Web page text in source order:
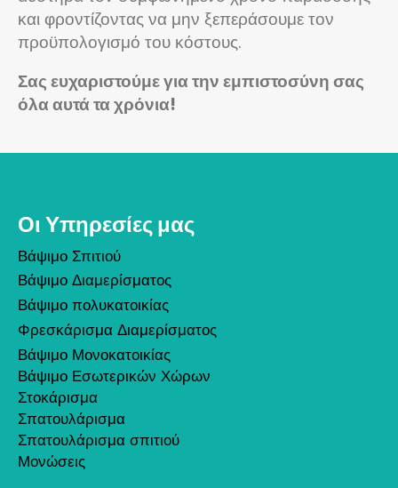
και φροντίζοντας να μην ξεπεράσουμε τον
προϋπολογισμό του κόστους.
Σας ευχαριστούμε για την εμπιστοσύνη σας
όλα αυτά τα χρόνια!
Οι Υπηρεσίες μας
Βάψιμο Σπιτιού
Βάψιμο Διαμερίσματος
Βάψιμο πολυκατοικίας
Φρεσκάρισμα Διαμερίσματος
Βάψιμο Μονοκατοικίας
Βάψιμο Εσωτερικών Χώρων
Στοκάρισμα
Σπατουλάρισμα
Σπατουλάρισμα σπιτιού
Μονώσεις